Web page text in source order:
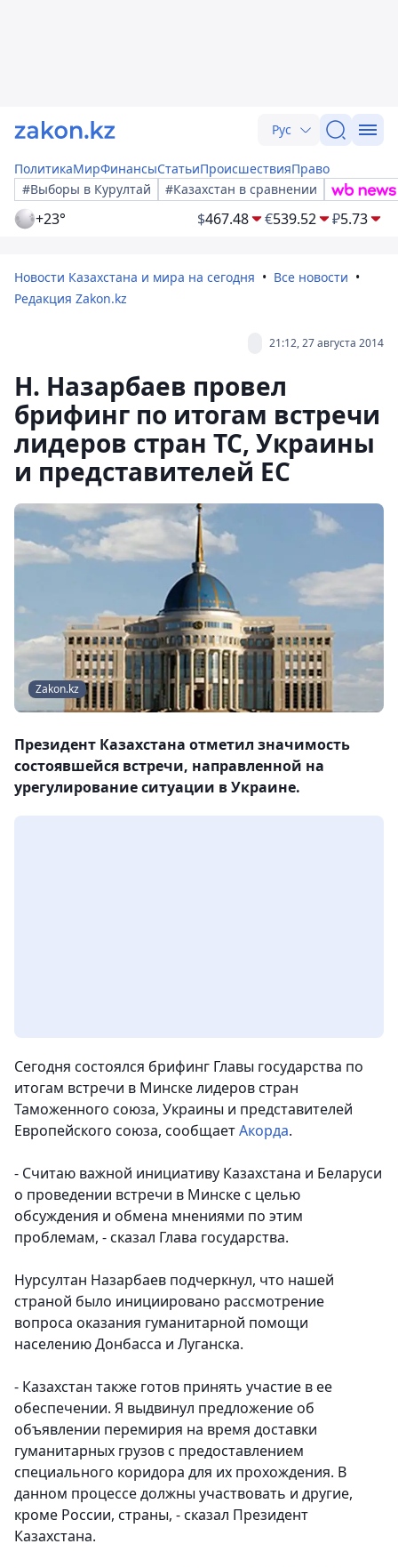
Рус
ПолитикаМирФинансыСтатьиПроисшествияПраво
#Выборы в Курултай
#Казахстан в сравнении
+23° $467.48 €539.52 ₽5.73
Новости Казахстана и мира на сегодня
Все новости
Редакция Zakon.kz
21:12, 27 августа 2014
Н. Назарбаев провел
брифинг по итогам встречи
лидеров стран ТС, Украины
и представителей ЕС
Zakon.kz
Президент Казахстана отметил значимость
состоявшейся встречи, направленной на
урегулирование ситуации в Украине.
Сегодня состоялся брифинг Главы государства по
итогам встречи в Минске лидеров стран
Таможенного союза, Украины и представителей
Европейского союза, сообщаетАкорда.
- Считаю важной инициативу Казахстана и Беларуси
о проведении встречи в Минске с целью
обсуждения и обмена мнениями по этим
проблемам, - сказал Глава государства.
Нурсултан Назарбаев подчеркнул, что нашей
страной было инициировано рассмотрение
вопроса оказания гуманитарной помощи
населению Донбасса и Луганска.
- Казахстан также готов принять участие в ее
обеспечении. Я выдвинул предложение об
объявлении перемирия на время доставки
гуманитарных грузов с предоставлением
специального коридора для их прохождения. В
данном процессе должны участвовать и другие,
кроме России, страны, - сказал Президент
Казахстана.